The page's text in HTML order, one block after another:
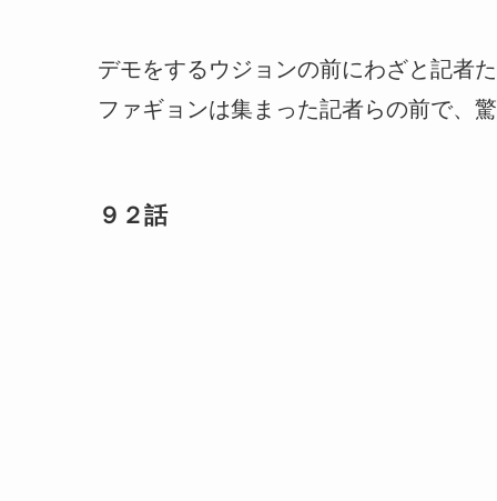
デモをするウジョンの前にわざと記者
ファギョンは集まった記者らの前で、
９２話